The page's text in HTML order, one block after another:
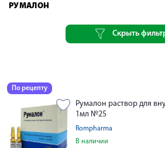
РУМАЛОН
Скрыть
По рецепту
Румалон раствор для
1мл №25
Rompharma
В наличии